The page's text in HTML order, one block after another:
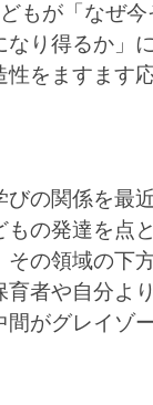
もが「なぜ
なり得るか」
をますます
びの関係を最
もの発達を点
の領域の下
育者や自分よ
間がグレイゾ